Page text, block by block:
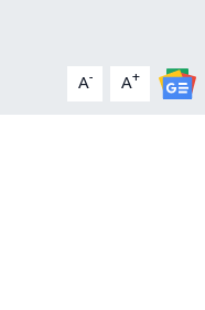
A- A+